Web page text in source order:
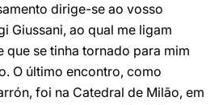
dirige-se ao vosso
Giussani, ao qual me ligam
que se tinha tornado para mim
O último encontro, como
foi na Catedral de Milão, em